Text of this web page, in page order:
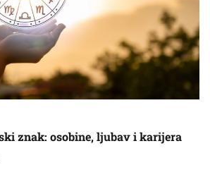
znak: osobine, ljubav i karijera